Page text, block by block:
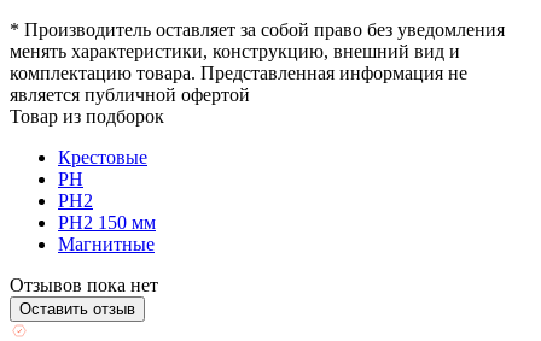
* Производитель оставляет за собой право без уведомления
менять характеристики, конструкцию, внешний вид и
комплектацию товара. Представленная информация не
является публичной офертой
Товар из подборок
Крестовые
PH
PH2
PH2 150 мм
Магнитные
Отзывов пока нет
Оставить отзыв